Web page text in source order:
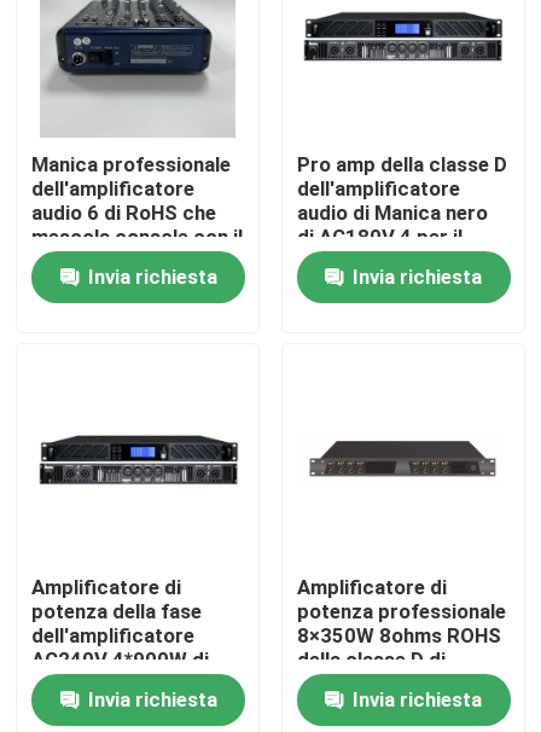
Casa
Prodotti
Video
Giro della fabbrica
Contattici
Notizie
Manica professionale
dell'amplificatore
audio 6 di RoHS che
mescola console con il
Mp3
Invia richiesta
Pro amp della classe D
dell'amplificatore
audio di Manica nero
di AC180V 4 per il
teatro ed il cinema
Invia richiesta
Amplificatore di
potenza della fase
dell'amplificatore
AC240V 4*900W di
Manica DSP del
metallo 4Invia richiesta
Amplificatore di
potenza professionale
8×350W 8ohms ROHS
della classe D di
Manica 8
Invia richiesta